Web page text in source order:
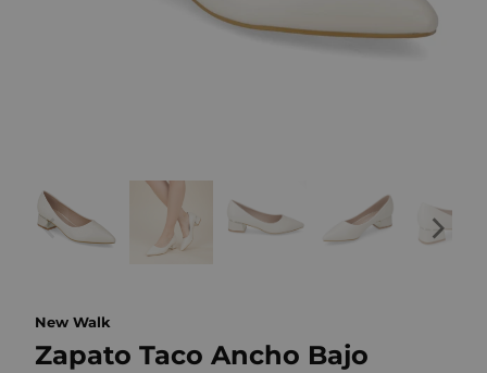
New Walk
Zapato Taco Ancho Bajo